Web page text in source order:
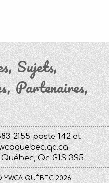
Sujets
Partenaires
2155 poste 142 et
Qc G1S 3S5
QUÉBEC 2026